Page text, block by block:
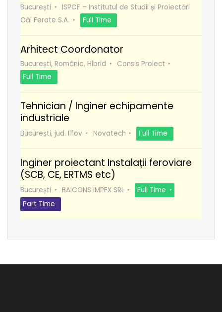
București
ISPCF – Institutul de Studii și Proiectări
Căi Ferate S.A.
Full Time
Arhitect Coordonator
București, România, Hibrid
Consis Proiect
Full Time
Tehnician / Inginer echipamente
industriale
București, jud. Ilfov Novatech Full Time
Inginer proiectant Instalații feroviare
(SCB, CE, ERTMS etc)
București BAICONS IMPEX SRL
Full Time
Part Time